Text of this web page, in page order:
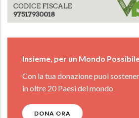
Insieme, per un Mondo
Con la tua donazione puoi
in oltre 20 Paesi del mondo
DONA ORA